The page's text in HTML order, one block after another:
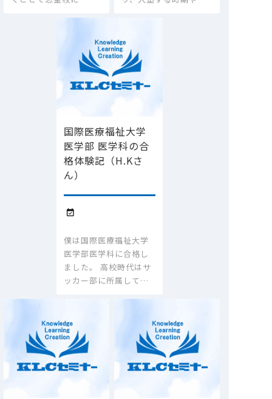
国際医療福祉大学
医学部 医学科の合
格体験記（H.Kさ
ん）

僕は国際医療福祉大学
医学部医学科に合格し
ました。 高校時代はサ
ッカー部に所属して…